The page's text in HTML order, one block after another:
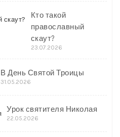
Кто такой
православный
скаут?
23.07.2026
В День Святой Троицы
31.05.2026
Урок святителя Николая
22.05.2026